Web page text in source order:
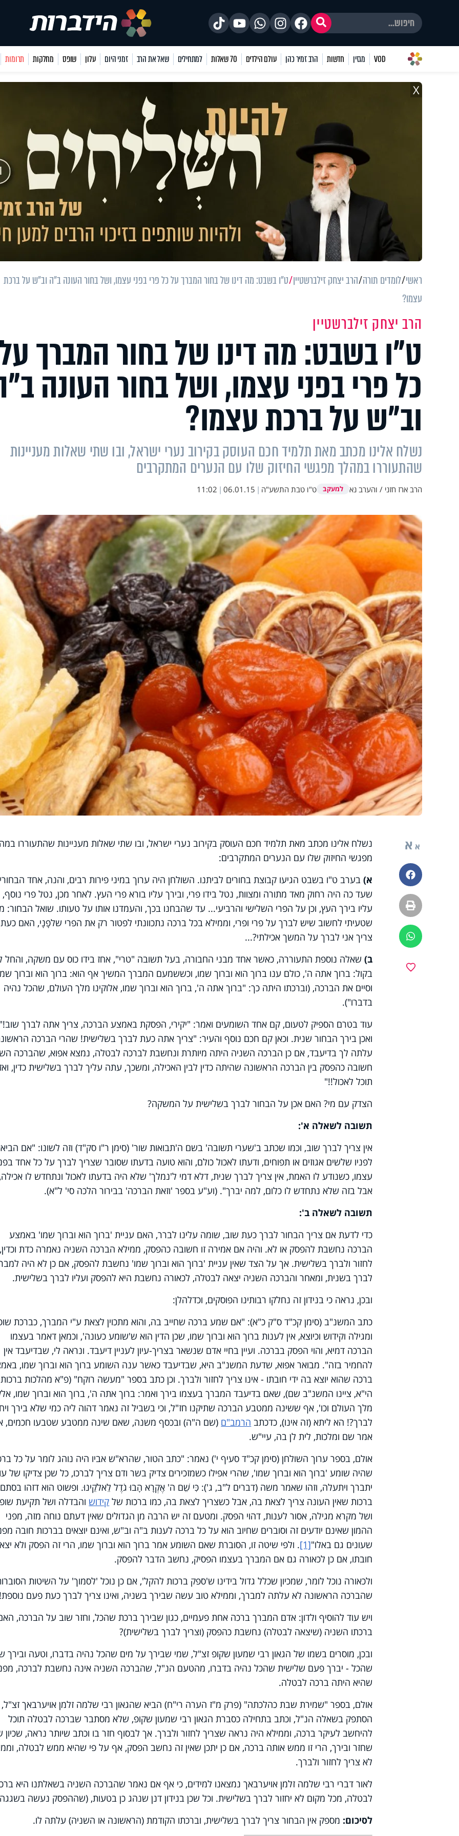
VOD מגזין חדשות הרב זמיר כהן עולם הילדים 70 שאלות למתחילים שאל את הרב זמני היום עלון שופס מחלקות תרומות
X
ראשי לומדים תורה הרב יצחק זילברשטיין ט"ו בשבט: מה דינו של בחור המברך על כל פרי בפני עצמו, ושל בחור העונה ב"ה וב"ש על ברכת
עצמו?
הרב יצחק זילברשטיין
ט"ו בשבט: מה דינו של בחור המברך על
כל פרי בפני עצמו, ושל בחור העונה
וב"ש על ברכת עצמו?
נשלח אלינו מכתב מאת תלמיד חכם העוסק בקירוב נערי ישראל, ובו שתי שאלות מעניינות
שהתעוררו במהלך מפגשי החיזוק שלו עם הנערים המתקרבים
הרב ארז חזני / והערב נא למעקב ט"ו טבת התשע"ה |
06.01.15
|
11:02
א א
פייסבוק
הדפסה
ווטסאפ
נשלח אלינו מכתב מאת תלמיד חכם העוסק בקירוב נערי ישראל, ובו שתי שאלות מעניינות שהתעוררו
מפגשי החיזוק שלו עם הנערים המתקרבים:
א)בערב ט"ו בשבט הגיעו קבוצת בחורים לביתנו. השולחן היה ערוך במיני פירות רבים, והנה, אחד
שעד כה היה רחוק מאד מתורה ומצוות, נטל בידו פרי, ובירך עליו בורא פרי העץ. לאחר מכן, נטל פרי נוסף,
עליו בירך העץ, וכן על הפרי השלישי והרביעי... עד שהבחנו בכך, והעמדנו אותו על טעותו. שואל הבחור:
שטעיתי לחשוב שיש לברך על פרי ופרי, וממילא בכל ברכה נתכוונתי לפטור רק את הפרי שלפָנָי, האם כעת
צריך אני לברך על המשך אכילתי?...
ב) שאלה נוספת התעוררה, כאשר אחד מבני החבורה, בעל תשובה "טרי", אחז בידו כוס עם משקה, והחל
בקול: ברוך אתה ה', כולם ענו ברוך הוא וברוך שמו, וכששמעם המברך המשיך אף הוא: ברוך הוא וברוך
וסיים את הברכה, (וברכתו היתה כך: "ברוך אתה ה', ברוך הוא וברוך שמו, אלוקינו מלך העולם, שהכל נהיה
בדברו").
עוד בטרם הספיק לטעום, קם אחד השומעים ואמר: "יקירי, הפסקת באמצע הברכה, צריך אתה לברך
ואכן בירך הבחור שנית. וכאן קם חכם נוסף והעיר: "צריך אתה כעת לברך בשלישית! שהרי הברכה
עלתה לך בדיעבד, אם כן הברכה השניה היתה מיותרת ונחשבת לברכה לבטלה, נמצא אפוא, שהברכה
חשובה כהפסק בין הברכה הראשונה שהיתה כדין לבין האכילה, ומשכך, עתה עליך לברך בשלישית כדין, ואז
תוכל לאכול!!"
הצדק עם מי? האם אכן על הבחור לברך בשלישית על המשקה?
תשובה לשאלה א':
אין צריך לברך שוב, וכמו שכתב ב'שערי תשובה' בשם ה'תבואות שור' (סימן ר"ו סק"ד) וזה לשונו: "אם
לפניו שלשים אגוזים או תפוחים, ודעתו לאכול כולם, והוא טועה בדעתו שסובר שצריך לברך על כל אחד
עצמו, כשנודע לו האמת, אין צריך לברך שנית, דלא דמי ל'נמלך' שלא היה בדעתו לאכול ונתחדש לו אכילה,
אבל בזה שלא נתחדש לו כלום, למה יברך". (וע"ע בספר 'וזאת הברכה' בבירור הלכה סי' ל"א).
תשובה לשאלה ב':
כדי לדעת אם צריך הבחור לברך כעת שוב, שומה עלינו לברר, האם עניית 'ברוך הוא וברוך שמו' באמצע
הברכה נחשבת להפסק או לא. והיה אם אמירה זו חשובה כהפסק, ממילא הברכה השניה נאמרה כדת וכדין,
לחזור ולברך בשלישית. אך על הצד שאין עניית 'ברוך הוא וברוך שמו' נחשבת להפסק, אם כן לא היה
לברך בשנית, ומאחר והברכה השניה יצאה לבטלה, לכאורה נחשבת היא להפסק ועליו לברך בשלישית.
ובכן, נראה כי בנידון זה נחלקו רבותינו הפוסקים, וכדלהלן:
כתב המשנ"ב (סימן קכ"ד ס"ק כ"א): "אם שמע ברכה שחייב בה, והוא מתכוין לצאת ע"י המברך, כברכת
ומגילה וקידוש וכיוצא, אין לענות ברוך הוא וברוך שמו, שכן הדין הוא ש'שומע כעונה', וכמאן דאמר בעצמו
הברכה דמיא, והוי הפסק בברכה. ועיין בחיי אדם שנשאר בצריך-עיון לעניין דיעבד. ונראה לי, שבדיעבד אין
להחמיר בזה". מבואר אפוא, שדעת המשנ"ב היא, שבדיעבד כאשר ענה השומע ברוך הוא וברוך שמו,
ברכה שהוא יוצא בה ידי חובתו - אינו צריך לחזור ולברך. וכן כתב בספר "מעשה רוקח" (פ"א מהלכות ברכות
הי"א, ציינו המשנ"ב שם), שאם בדיעבד המברך בעצמו בירך ואמר: ברוך אתה ה', ברוך הוא וברוך שמו,
מלך העולם וכו', אף ששינה ממטבע הברכה שתיקנו חז"ל, וכי בשביל זה נאמר דהוה ליה כמי שלא בירך
לברך?! הא ליתא (זה אינו), כדכתב הרמב"ם (שם ה"ה) ובכסף משנה, שאם שינה ממטבע שטבעו חכמים,
אמר שם ומלכות, לית לן בה, עיי"ש.
אולם, בספר ערוך השולחן (סימן קכ"ד סעיף י') נאמר: "כתב הטור, שהרא"ש אביו היה נוהג לומר על כל
שהיה שומע 'ברוך הוא וברוך שמו', שהרי אפילו כשמזכירים צדיק בשר ודם צריך לברכו, כל שכן צדיקו של
יתברך ויתעלה, וזהו שאמר משה (דברים ל"ב, ג'): כִּי שֵׁם ה' אֶקְרָא הָבוּ גֹדֶל לֵאלֹקֵינוּ. ופשוט הוא דזהו בסתם
ברכות שאין העונה צריך לצאת בה, אבל כשצריך לצאת בה, כמו ברכות של קידוש והבדלה ושל תקיעת
ושל מקרא מגילה, אסור לענות, דהוי הפסק. ומטעם זה יש הרבה מן הגדולים שאין דעתם נוחה מזה, מפני
ההמון שאינם יודעים זה וסוברים שחיוב הוא על כל ברכה לענות ב"ה וב"ש, ואינם יוצאים בברכות חובה
שעונים גם באלו"[1]. ולפי שיטה זו, הסוברת שאם השומע אמר ברוך הוא וברוך שמו, הרי זה הפסק ולא יצא
חובתו, אם כן לכאורה גם אם המברך בעצמו הפסיק, נחשב הדבר להפסק.
ולכאורה נוכל לומר, שמכיון שכלל גדול בידינו ש'ספק ברכות להקל', אם כן נוכל 'לסמוך' על השיטות
שהברכה הראשונה לא עלתה למברך, וממילא טוב עשה שבירך בשניה, ואינו צריך לברך כעת פעם נוספת!
ויש עוד להוסיף ולדון: אדם המברך ברכה אחת פעמיים, כגון שבירך ברכת שהכל, וחזר שוב על הברכה,
ברכתו השניה (שיצאה לבטלה) נחשבת כהפסק (וצריך לברך בשלישית)?
ובכן, מוסרים בשמו של הגאון רבי שמעון שקופ זצ"ל, שמי שבירך על מים שהכל נהיה בדברו, וטעה ובירך
שהכל - יברך פעם שלישית שהכל נהיה בדברו, מהטעם הנ"ל, שהברכה השניה אינה נחשבת לברכה,
שהיא היתה ברכה לבטלה.
אולם, בספר "שמירת שבת כהלכתה" (פרק מ"ז הערה רי"ח) הביא שהגאון רבי שלמה זלמן אויערבאך זצ"ל,
הסתפק בשאלה הנ"ל, וכתב בתחילה כסברת הגאון רבי שמעון שקופ, שלא מסתבר שברכה לבטלה תוכל
להיחשב לעיקר ברכה, וממילא היה נראה שצריך לחזור ולברך. אך לבסוף חזר בו וכתב שיותר נראה,
שחזר ובירך, הרי זו ממש אותה ברכה, אם כן יתכן שאין זה נחשב הפסק, אף על פי שהיא ממש לבטלה,
לא צריך לחזור ולברך.
לאור דברי רבי שלמה זלמן אויערבאך נמצאנו למידים, כי אף אם נאמר שהברכה השניה בשאלתנו היא
לבטלה, מכל מקום לא יחזור לברך בשלישית. וכל שכן בנידון דנן שנהג כן בטעות, (שההפסק נעשה
לסיכום: מספק אין הבחור צריך לברך בשלישית, וברכתו הקודמת (הראשונה או השניה) עלתה לו.